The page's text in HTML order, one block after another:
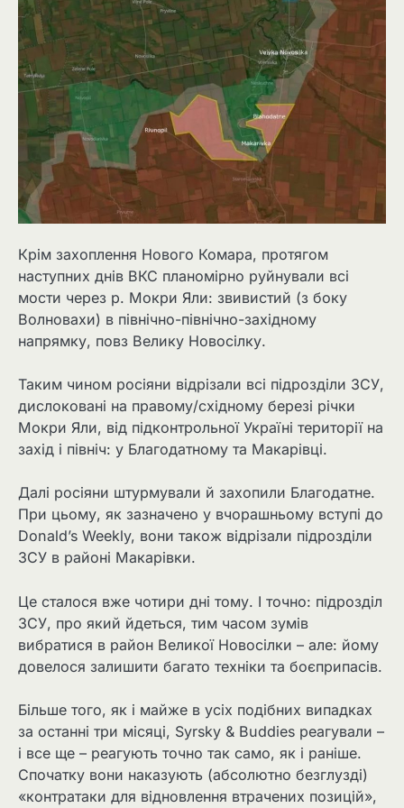
Крім захоплення Нового Комара, протягом
наступних днів ВКС планомірно руйнували всі
мости через р. Мокри Яли: звивистий (з боку
Волновахи) в північно-північно-західному
напрямку, повз Велику Новосілку.
Таким чином росіяни відрізали всі підрозділи ЗСУ,
дислоковані на правому/східному березі річки
Мокри Яли, від підконтрольної Україні території на
захід і північ: у Благодатному та Макарівці.
Далі росіяни штурмували й захопили Благодатне.
При цьому, як зазначено у вчорашньому вступі до
Donald’s Weekly, вони також відрізали підрозділи
ЗСУ в районі Макарівки.
Це сталося вже чотири дні тому. І точно: підрозділ
ЗСУ, про який йдеться, тим часом зумів
вибратися в район Великої Новосілки – але: йому
довелося залишити багато техніки та боєприпасів.
Більше того, як і майже в усіх подібних випадках
за останні три місяці, Syrsky & Buddies реагували –
і все ще – реагують точно так само, як і раніше.
Спочатку вони наказують (абсолютно безглузді)
«контратаки для відновлення втрачених позицій»,